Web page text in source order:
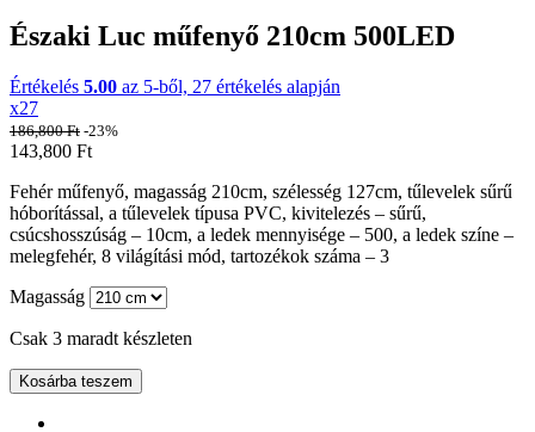
Északi Luc műfenyő 210cm 500LED
Értékelés 5.00 az 5-ből, 27 értékelés alapján
x27
186,800Ft -23%
143,800 Ft
Fehér műfenyő, magasság 210cm, szélesség 127cm, tűlevelek sűrű
hóborítással, a tűlevelek típusa PVC, kivitelezés – sűrű,
csúcshosszúság – 10cm, a ledek mennyisége – 500, a ledek színe –
melegfehér, 8 világítási mód, tartozékok száma – 3
Magasság
Csak 3 maradt készleten
Kosárba teszem